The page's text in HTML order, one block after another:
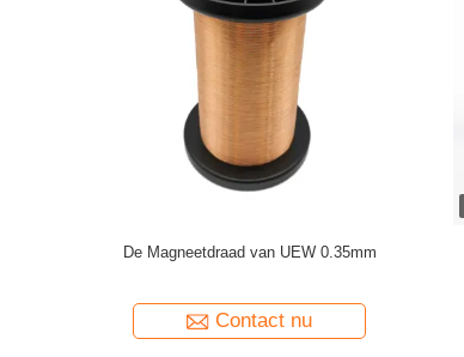
Polyurethaan 0,06 mm magneetdraad koper
Contact nu